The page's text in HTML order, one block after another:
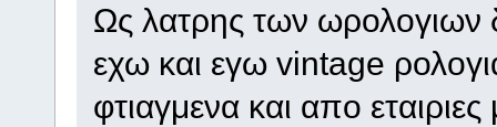
Ως λατρης των
εχω και εγω vintage
φτιαγμενα και απο